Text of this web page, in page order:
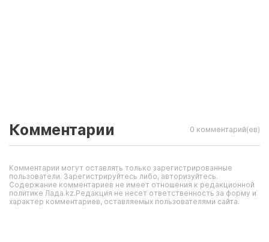
Комментарии 0 комментарий(ев)
Комментарии могут оставлять только зарегистрированные
пользователи. Зарегистрируйтесь либо, авторизуйтесь.
Содержание комментариев не имеет отношения к редакционной
политике Лада.kz.Редакция не несет ответственность за форму и
характер комментариев, оставляемых пользователями сайта.